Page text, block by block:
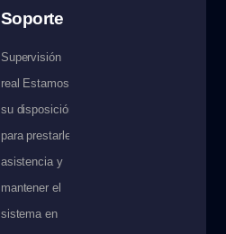
Soporte
Supervisión
real Estamos a
su disposición
para prestarle
asistencia y
mantener el
sistema en